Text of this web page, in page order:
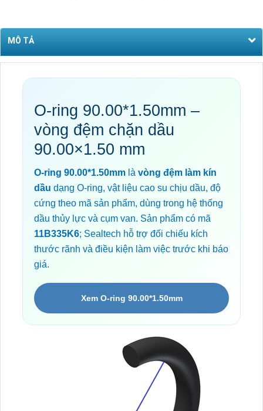
MÔ TẢ
O-ring 90.00*1.50mm –
vòng đệm chặn dầu
90.00×1.50 mm
O-ring 90.00*1.50mm là vòng đệm làm kín
dầu dạng O-ring, vật liệu cao su chịu dầu, độ
cứng theo mã sản phẩm, dùng trong hệ thống
dầu thủy lực và cụm van. Sản phẩm có mã
11B335K6; Sealtech hỗ trợ đối chiếu kích
thước rãnh và điều kiện làm việc trước khi báo
giá.
Xem O-ring 90.00*1.50mm